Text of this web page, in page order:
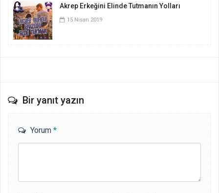
Akrep Erkeğini Elinde Tutmanın Yolları
15 Nisan 2019
Bir yanıt yazın
Yorum *